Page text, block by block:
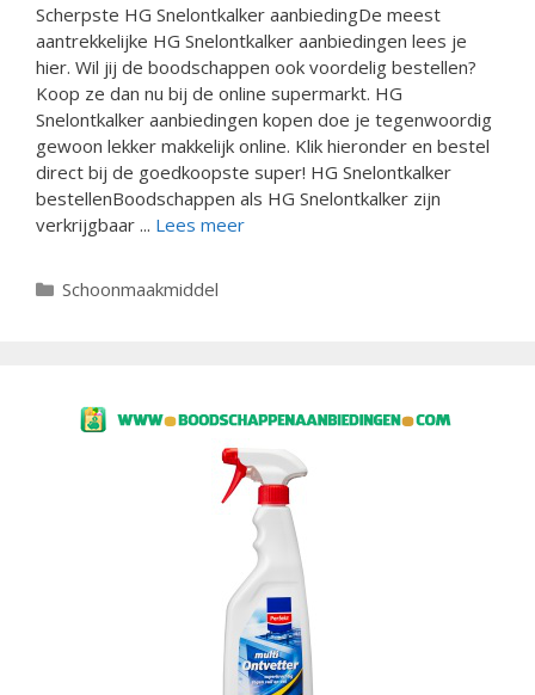
Scherpste HG Snelontkalker aanbiedingDe meest
aantrekkelijke HG Snelontkalker aanbiedingen lees je
hier. Wil jij de boodschappen ook voordelig bestellen?
Koop ze dan nu bij de online supermarkt. HG
Snelontkalker aanbiedingen kopen doe je tegenwoordig
gewoon lekker makkelijk online. Klik hieronder en bestel
direct bij de goedkoopste super! HG Snelontkalker
bestellenBoodschappen als HG Snelontkalker zijn
verkrijgbaar ... Lees meer
Categorieën
Schoonmaakmiddel